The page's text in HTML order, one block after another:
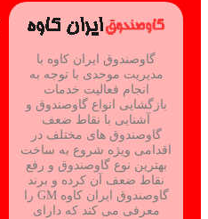
گاوصندوق ایران کاوه با
مدیریت موحدی با توجه به
انجام فعالیت خدمات
بازگشایی انواع گاوصندوق و
آشنایی با نقاط ضعف
گاوصندوق های مختلف در
اقدامی ویژه شروع به ساخت
بهترین نوع گاوصندوق و رفع
نقاط ضعف آن کرده و برند
گاوصندوق ایران کاوه GM را
معرفی می کند که دارای